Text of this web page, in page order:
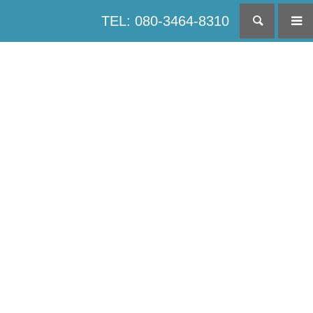
TEL: 080-3464-8310 検索